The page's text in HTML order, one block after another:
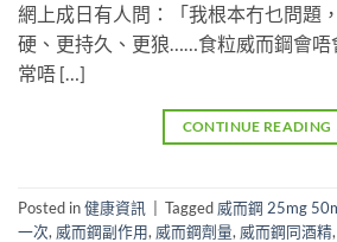
網上成日有人問：「我根本冇乜問題
硬、更持久、更狼……食粒威而鋼會唔
常唔 […]
CONTINUE READING
Posted in健康資訊 Tagged 威而鋼 25mg
一次, 威而鋼副作用, 威而鋼劑量, 威而鋼同酒精,